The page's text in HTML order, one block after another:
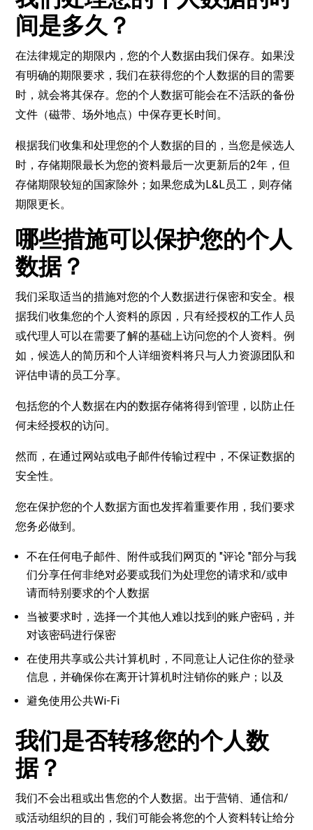
间是多久？
在法律规定的期限内，您的个人数据由我们保存。如果没
有明确的期限要求，我们在获得您的个人数据的目的需要
时，就会将其保存。您的个人数据可能会在不活跃的备份
文件（磁带、场外地点）中保存更长时间。
根据我们收集和处理您的个人数据的目的，当您是候选人
时，存储期限最长为您的资料最后一次更新后的2年，但
存储期限较短的国家除外；如果您成为L&L员工，则存储
期限更长。
哪些措施可以保护您的个人
数据？
我们采取适当的措施对您的个人数据进行保密和安全。根
据我们收集您的个人资料的原因，只有经授权的工作人员
或代理人可以在需要了解的基础上访问您的个人资料。例
如，候选人的简历和个人详细资料将只与人力资源团队和
评估申请的员工分享。
包括您的个人数据在内的数据存储将得到管理，以防止任
何未经授权的访问。
然而，在通过网站或电子邮件传输过程中，不保证数据的
安全性。
您在保护您的个人数据方面也发挥着重要作用，我们要求
您务必做到。
不在任何电子邮件、附件或我们网页的 "评论 "部分与我
们分享任何非绝对必要或我们为处理您的请求和/或申
请而特别要求的个人数据
当被要求时，选择一个其他人难以找到的账户密码，并
对该密码进行保密
在使用共享或公共计算机时，不同意让人记住你的登录
信息，并确保你在离开计算机时注销你的账户；以及
避免使用公共Wi-Fi
我们是否转移您的个人数
据？
我们不会出租或出售您的个人数据。出于营销、通信和/
或活动组织的目的，我们可能会将您的个人资料转让给分